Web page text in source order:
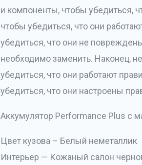
и компоненты, чтобы убедиться,
чтобы убедиться, что они
убедиться, что они не
необходимо заменить. Наконец,
убедиться, что они работают
убедиться, что они настроены
Аккумулятор Performance Plus с
Цвет кузова – Белый неметаллик
Интерьер — Кожаный салон